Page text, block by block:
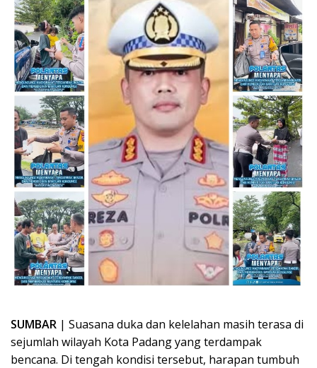
SUMBAR | Suasana duka dan kelelahan masih terasa di
sejumlah wilayah Kota Padang yang terdampak
bencana. Di tengah kondisi tersebut, harapan tumbuh